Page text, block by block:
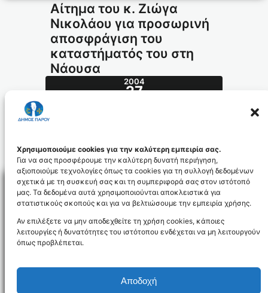
Χρησιμοποιούμε cookies για την καλύτερη εμπειρία σας.
Για να σας προσφέρουμε την καλύτερη δυνατή περιήγηση,
αξιοποιούμε τεχνολογίες όπως τα cookies για τη συλλογή δεδομένων
σχετικά με τη συσκευή σας και τη συμπεριφορά σας στον ιστότοπό
μας. Τα δεδομένα αυτά χρησιμοποιούνται αποκλειστικά για
στατιστικούς σκοπούς και για να βελτιώσουμε την εμπειρία χρήσης.
Αν επιλέξετε να μην αποδεχθείτε τη χρήση cookies, κάποιες
λειτουργίες ή δυνατότητες του ιστότοπου ενδέχεται να μη λειτουργούν
όπως προβλέπεται.
Αποδοχή
Αίτημα του κ. Ζιώγα
Νικολάου για προσωρινή
αποσφράγιση του
καταστήματός του στη
Νάουσα
2004
27
460.2004_id448
NEWSLETTER